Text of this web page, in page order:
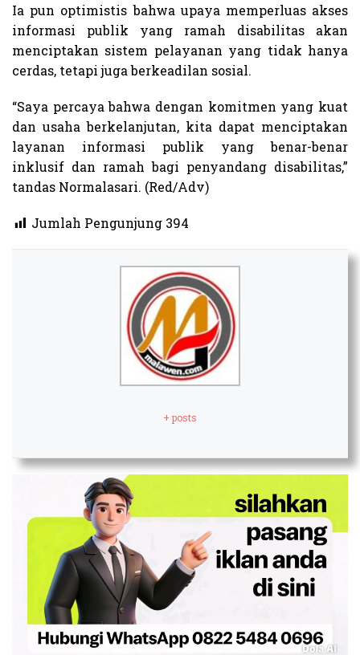
Ia pun optimistis bahwa upaya memperluas akses
informasi publik yang ramah disabilitas akan
menciptakan sistem pelayanan yang tidak hanya
cerdas, tetapi juga berkeadilan sosial.
“Saya percaya bahwa dengan komitmen yang kuat
dan usaha berkelanjutan, kita dapat menciptakan
layanan informasi publik yang benar-benar
inklusif dan ramah bagi penyandang disabilitas,”
tandas Normalasari. (Red/Adv)
Jumlah Pengunjung 394
+ posts